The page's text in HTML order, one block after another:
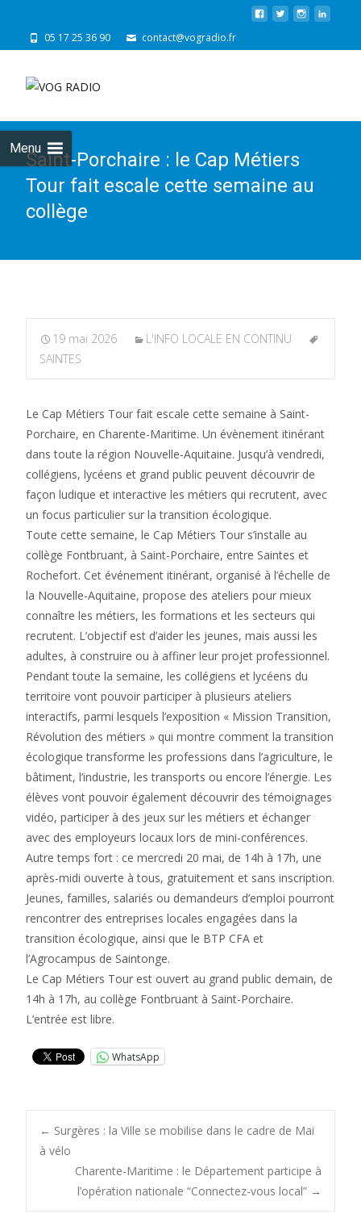
05 17 25 36 90 contact@vogradio.fr
Menu
Saint-Porchaire : le Cap Métiers
Tour fait escale cette semaine au
collège
19 mai 2026
L'INFO LOCALE EN CONTINU
SAINTES
Le Cap Métiers Tour fait escale cette semaine à Saint-
Porchaire, en Charente-Maritime. Un évènement itinérant
dans toute la région Nouvelle-Aquitaine. Jusqu’à vendredi,
collégiens, lycéens et grand public peuvent découvrir de
façon ludique et interactive les métiers qui recrutent, avec
un focus particulier sur la transition écologique.
Toute cette semaine, le Cap Métiers Tour s’installe au
collège Fontbruant, à Saint-Porchaire, entre Saintes et
Rochefort. Cet événement itinérant, organisé à l’échelle de
la Nouvelle-Aquitaine, propose des ateliers pour mieux
connaître les métiers, les formations et les secteurs qui
recrutent. L’objectif est d’aider les jeunes, mais aussi les
adultes, à construire ou à affiner leur projet professionnel.
Pendant toute la semaine, les collégiens et lycéens du
territoire vont pouvoir participer à plusieurs ateliers
interactifs, parmi lesquels l’exposition « Mission Transition,
Révolution des métiers » qui montre comment la transition
écologique transforme les professions dans l’agriculture, le
bâtiment, l’industrie, les transports ou encore l’énergie. Les
élèves vont pouvoir également découvrir des témoignages
vidéo, participer à des jeux sur les métiers et échanger
avec des employeurs locaux lors de mini-conférences.
Autre temps fort : ce mercredi 20 mai, de 14h à 17h, une
après-midi ouverte à tous, gratuitement et sans inscription.
Jeunes, familles, salariés ou demandeurs d’emploi pourront
rencontrer des entreprises locales engagées dans la
transition écologique, ainsi que le BTP CFA et
l’Agrocampus de Saintonge.
Le Cap Métiers Tour est ouvert au grand public demain, de
14h à 17h, au collège Fontbruant à Saint-Porchaire.
L’entrée est libre.
WhatsApp
Post
navigation
← Surgères : la Ville se mobilise dans le cadre de Mai
à vélo
Charente-Maritime : le Département participe à
l’opération nationale “Connectez-vous local” →